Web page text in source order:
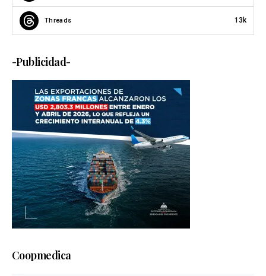
Threads 13k
-Publicidad-
Coopmedica